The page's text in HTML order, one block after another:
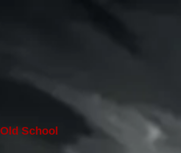
Old School